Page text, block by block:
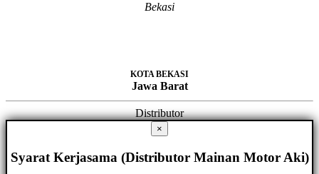
Bekasi
KOTA BEKASI
Jawa Barat
Distributor
×
Syarat Kerjasama (Distributor Mainan Motor Aki)